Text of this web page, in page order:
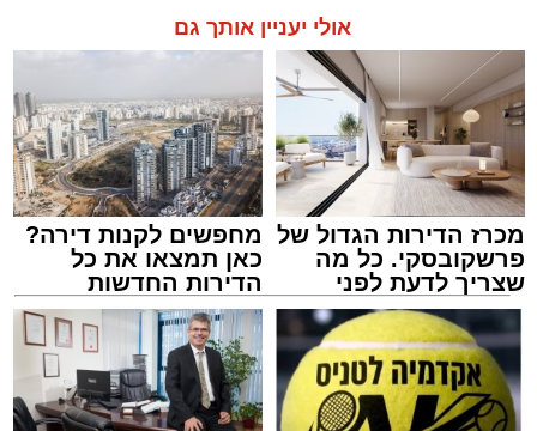
אולי יעניין אותך גם
מכרז הדירות הגדול של
פרשקובסקי. כל מה
שצריך לדעת לפני
שמגישים הצעה לדירה
באשדוד
מחפשים לקנות דירה?
כאן תמצאו את כל
הדירות החדשות
למכירה באשדוד >>>